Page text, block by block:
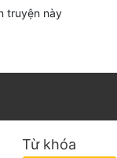
truyện này
Từ khóa